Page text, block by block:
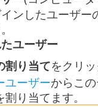
ンしたユーザー
ユーザー
割り当てをクリッ
ユーザーからこ
り当てます。